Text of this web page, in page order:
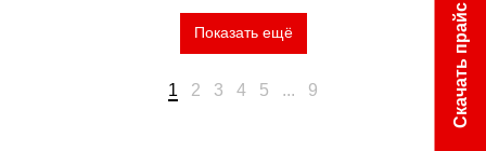
Показать ещё
1 2 3 4 5 ... 9 Скачать прайс